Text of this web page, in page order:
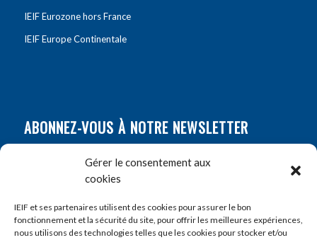
Gérer le consentement aux
cookies
IEIF et ses partenaires utilisent des cookies pour assurer le bon
fonctionnement et la sécurité du site, pour offrir les meilleures expériences,
nous utilisons des technologies telles que les cookies pour stocker et/ou
IEIF Eurozone hors France
IEIF Europe Continentale
ABONNEZ-VOUS À NOTRE NEWSLETTER
Prénom*